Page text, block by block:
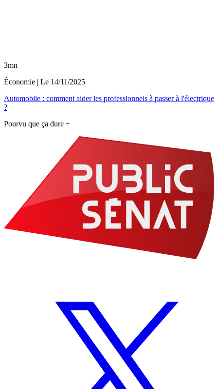
3mn
Économie | Le 14/11/2025
Automobile : comment aider les professionnels à passer à l'électrique
?
Pourvu que ça dure +